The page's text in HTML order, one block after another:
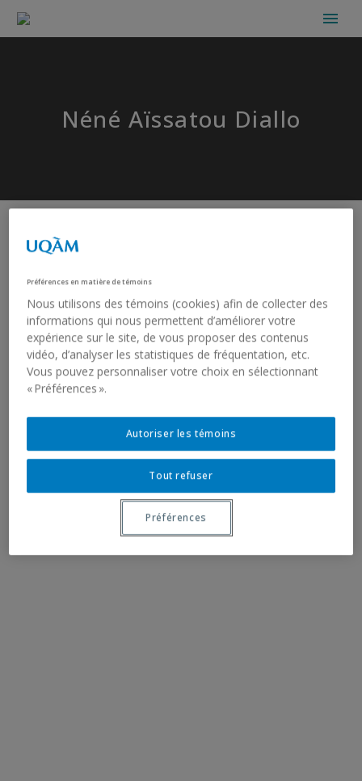
Néné Aïssatou Diallo
Préférences en matière de témoins
Nous utilisons des témoins (cookies) afin de collecter des
informations qui nous permettent d’améliorer votre
expérience sur le site, de vous proposer des contenus
vidéo, d’analyser les statistiques de fréquentation, etc.
Vous pouvez personnaliser votre choix en sélectionnant
« Préférences ».
Tout refuser
Autoriser les témoins
Préférences